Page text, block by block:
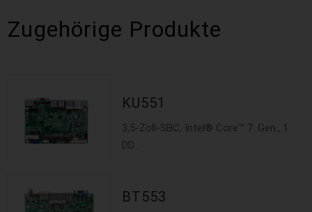
Zugehörige Produkte
KU551
3,5-Zoll-SBC, Intel® Core™ 7. Gen., 1
DD...
BT553